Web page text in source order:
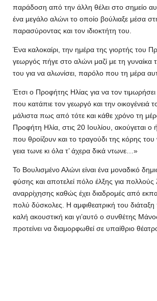
παράδοση από την άλλη θέλει στο σημείο
ένα μεγάλο αλώνι το οποίο βούλιαξε μέσα
παρασύροντας και τον ιδιοκτήτη του.
Ένα καλοκαίρι, την ημέρα της γιορτής του
γεωργός πήγε στο αλώνι μαζί με τη γυναίκα
του για να αλωνίσει, παρόλο που τη μέρα
Έτσι ο Προφήτης Ηλίας για να τον τιμωρήσει
που κατάπιε τον γεωργό και την οικογένειά
μάλιστα πως από τότε και κάθε χρόνο τη
Προφήτη Ηλία, στις 20 Ιουλίου, ακούγεται
που θροίζουν και το τραγούδι της κόρης
γεια τωνε κι όλα τ’ άχερα δικά ντωνε…»
Το Βουλισμένο Αλώνι είναι ένα μοναδικό
φύσης και αποτελεί πόλο έλξης για πολλούς
αναρρίχησης καθώς έχει διαδρομές από
πολύ δύσκολες. Η αμφιθεατρική του
καλή ακουστική και γι’αυτό ο συνθέτης
προτείνει να διαμορφωθεί σε υπαίθριο